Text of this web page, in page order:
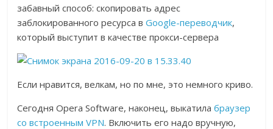
забавный способ: скопировать адрес
заблокированного ресурса вGoogle-переводчик,
который выступит в качестве прокси-сервера
Если нравится, велкам, но по мне, это немного криво.
Сегодня Opera Software, наконец, выкатилабраузер
со встроенным VPN. Включить его надо вручную,